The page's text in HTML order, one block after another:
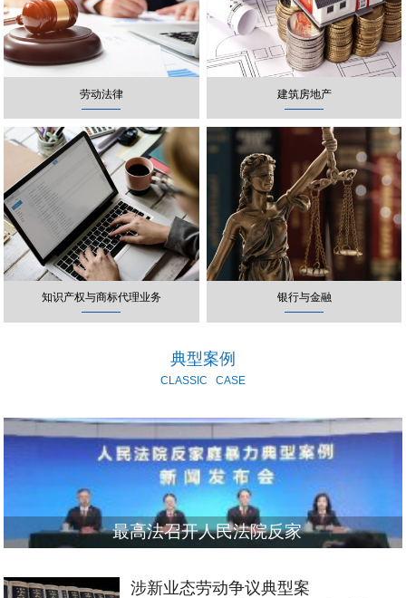
劳动法律 建筑房地产
知识产权与商标代理业务 银行与金融
典型案例
CLASSIC CASE
最高法召开人民法院反家
涉新业态劳动争议典型案